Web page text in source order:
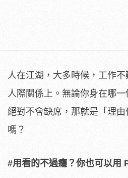
人在江湖，大多時候，工作
人際關係上。無論你身在哪
絕對不會缺席，那就是「理
嗎？
#用看的不過癮？你也可以用